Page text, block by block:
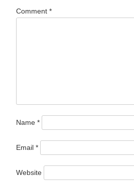
Comment*
Name*
Email*
Website